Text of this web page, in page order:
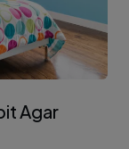
Agar